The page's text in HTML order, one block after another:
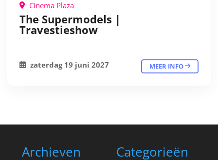
Cinema Plaza
The Supermodels |
Travestieshow
zaterdag 19 juni 2027 MEER INFO
Archieven Categorieën